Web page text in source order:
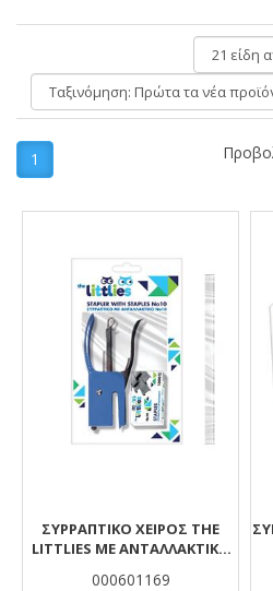
είδη
ανά
σελίδα
Ταξινόμηση:
1
Αποτελέσματα
ΣΥΡΡΑΠΤΙΚΌ ΧΕΙΡΌΣ THE
LITTLIES ΜΕ ΑΝΤΑΛΛΑΚΤΙΚΌ
000601169